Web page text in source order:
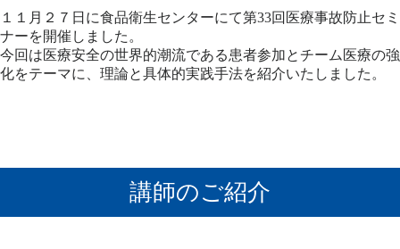
１１月２７日に食品衛生センターにて第33回医療事故防止セミ
ナーを開催しました。
今回は医療安全の世界的潮流である患者参加とチーム医療の強
化をテーマに、理論と具体的実践手法を紹介いたしました。
講師のご紹介